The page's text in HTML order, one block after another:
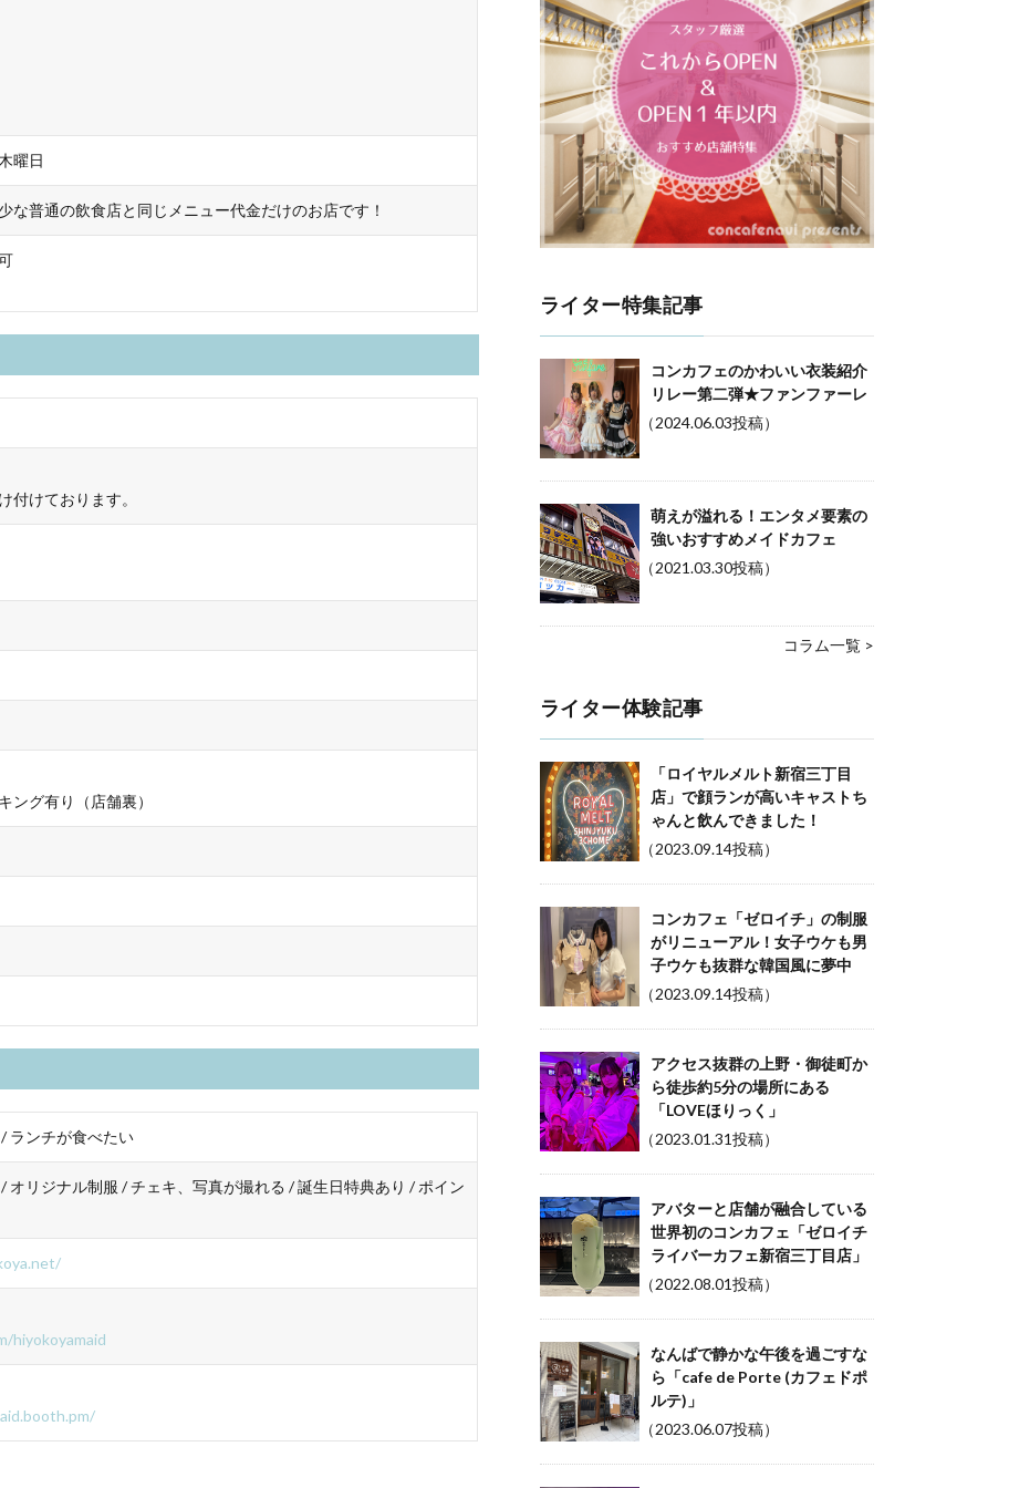
曜日
な普通の飲食店と同じメニュー代金だけのお店です！
付けております。
ング有り（店舗裏）
ランチが食べたい
オリジナル制服 / チェキ、写真が撮れる / 誕生日特典あり / ポイン
hiyokoyamaid
ライター特集記事
コンカフェのかわいい衣装紹介
リレー第二弾★ファンファーレ
（2024.06.03投稿）
萌えが溢れる！エンタメ要素の
強いおすすめメイドカフェ
（2021.03.30投稿）
コラム一覧 >
ライター体験記事
「ロイヤルメルト新宿三丁目
店」で顔ランが高いキャストち
ゃんと飲んできました！
（2023.09.14投稿）
コンカフェ「ゼロイチ」の制服
がリニューアル！女子ウケも男
子ウケも抜群な韓国風に夢中
（2023.09.14投稿）
アクセス抜群の上野・御徒町か
ら徒歩約5分の場所にある
「LOVEほりっく」
（2023.01.31投稿）
アバターと店舗が融合している
世界初のコンカフェ「ゼロイチ
ライバーカフェ新宿三丁目店」
（2022.08.01投稿）
なんばで静かな午後を過ごすな
ら「cafe de Porte (カフェドポ
ルテ)」
（2023.06.07投稿）